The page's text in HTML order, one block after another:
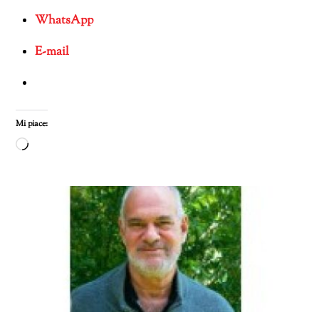
WhatsApp
E-mail
Mi piace:
Caricamento